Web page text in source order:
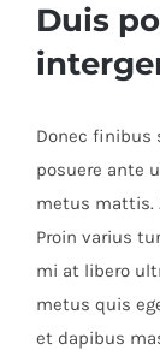
Larger
Image
Duis
Donec finibus
posuere ante
metus mattis.
Proin varius
mi at libero
metus quis
et dapibus